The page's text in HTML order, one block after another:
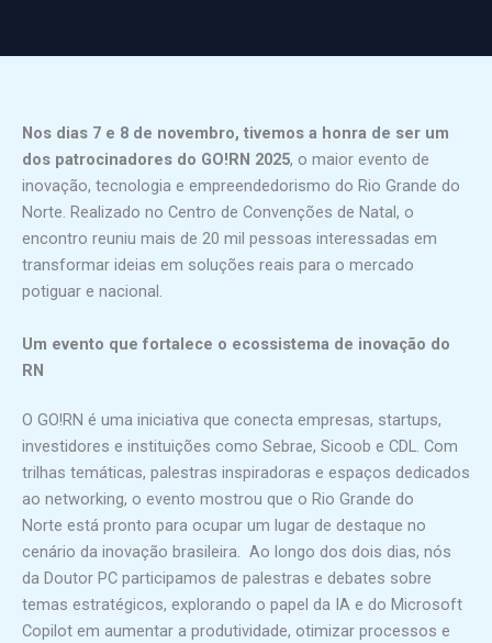
Nos dias 7 e 8 de novembro, tivemos a honra de ser um
dos patrocinadores do GO!RN 2025, o maior evento de
inovação, tecnologia e empreendedorismo do Rio Grande do
Norte. Realizado no Centro de Convenções de Natal, o
encontro reuniu mais de 20 mil pessoas interessadas em
transformar ideias em soluções reais para o mercado
potiguar e nacional.
Um evento que fortalece o ecossistema de inovação do
RN
O GO!RN é uma iniciativa que conecta empresas, startups,
investidores e instituições como Sebrae, Sicoob e CDL. Com
trilhas temáticas, palestras inspiradoras e espaços dedicados
ao networking, o evento mostrou que o Rio Grande do
Norte está pronto para ocupar um lugar de destaque no
cenário da inovação brasileira. Ao longo dos dois dias, nós
da Doutor PC participamos de palestras e debates sobre
temas estratégicos, explorando o papel da IA e do Microsoft
Copilot em aumentar a produtividade, otimizar processos e